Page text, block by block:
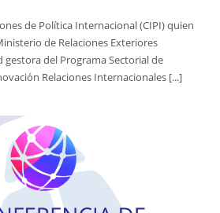
de Política Internacional (CIPI) quien
de Relaciones Exteriores
gestora del Programa Sectorial de
Relaciones Internacionales [...]